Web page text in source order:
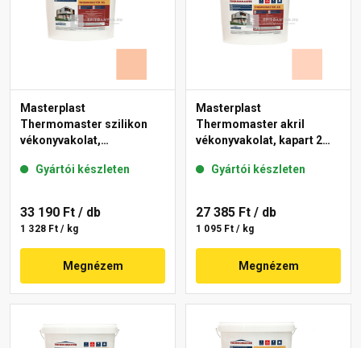
Masterplast
Thermomaster szilikon
vékonyvakolat,
11-D 25 kg
Gyártói készleten
33 190 Ft / db
1 328 Ft / kg
Megnézem
Masterplast
Thermomaster akril
vékonyvakolat, kapart 2
Gyártói készleten
27 385 Ft / db
1 095 Ft / kg
Megnézem